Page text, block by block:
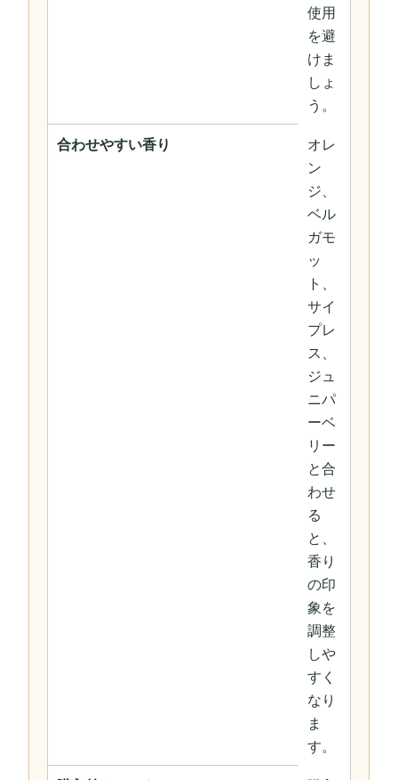
使用
を避
けま
しょ
う。
合わせやすい香り
オレ
ン
ジ、
ベル
ガモ
ッ
ト、
サイ
プレ
ス、
ジュ
ニパ
ーベ
リー
と合
わせ
る
と、
香り
の印
象を
調整
しや
すく
なり
ま
す。